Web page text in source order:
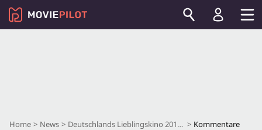
Home News Deutschlands Lieblingskino 2019 - Die Sponsoren und ihre Preise Kommentare